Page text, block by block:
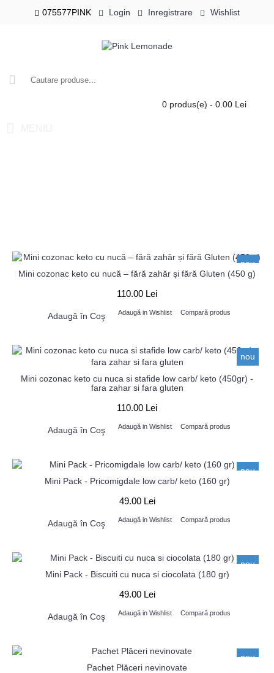
075577PINK Login Inregistrare Wishlist
0 produs(e) - 0.00 Lei
nou
Mini cozonac keto cu nucă – fără zahăr și fără Gluten (450 g)
110.00 Lei
Adaugă în Coş Adaugă in Wishlist Compară produs
nou
Mini cozonac keto cu nuca si stafide low carb/ keto (450gr) -
fara zahar si fara gluten
110.00 Lei
Adaugă în Coş Adaugă in Wishlist Compară produs
nou
Mini Pack - Pricomigdale low carb/ keto (160 gr)
49.00 Lei
Adaugă în Coş Adaugă in Wishlist Compară produs
nou
Mini Pack - Biscuiti cu nuca si ciocolata (180 gr)
49.00 Lei
Adaugă în Coş Adaugă in Wishlist Compară produs
nou
Pachet Plăceri nevinovate